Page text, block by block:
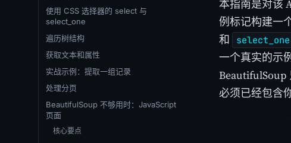
使用 CSS 选择器的 select 与
select_one
遍历树结构
获取文本和属性
实战示例：提取一组记录
处理分页
BeautifulSoup 不够用时：JavaScript
页面
核心要点
本指南是对该
例标记构建一
和 select_one
一个真实的示
BeautifulSoup
必须已经包含